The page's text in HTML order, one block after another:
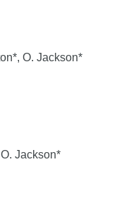
O. Jackson*
Jackson*